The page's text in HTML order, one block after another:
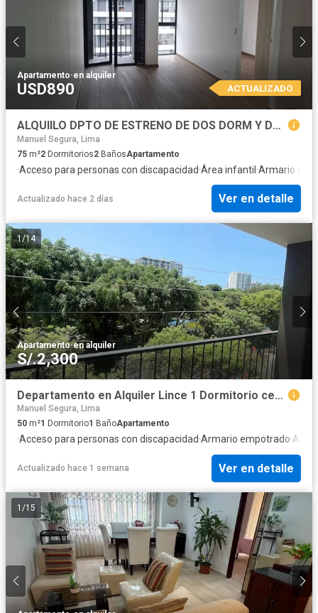
Apartamento·en alquiler
USD890 ACTUALIZADO
ALQUIILO DPTO DE ESTRENO DE DOS DORM Y DOS BAÑOS EN JESUS MARIA $ 890
Manuel Segura, Lima
75 m²2 Dormitorios2 BañosApartamento
·Acceso para personas con discapacidad·Área infantil ·Armario
Actualizado hace 2 días Ver en detalle
1/14
Apartamento·en alquiler
S/.2,300
Departamento en Alquiler Lince 1 Dormitorio cerca a San Isidro
Manuel Segura, Lima
50 m²1 Dormitorio1 BañoApartamento
·Acceso para personas con discapacidad·Armario empotrado·
Actualizado hace 1 semana Ver en detalle
1 /15